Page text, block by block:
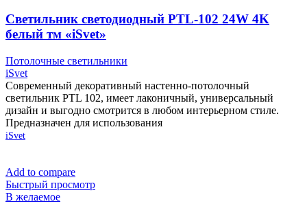
Cветильник светодиодный PTL-102 24W 4K
белый тм «iSvet»
Потолочные светильники
iSvet
Современный декоративный настенно-потолочный
светильник PTL 102, имеет лаконичный, универсальный
дизайн и выгодно смотрится в любом интерьерном стиле.
Предназначен для использования
iSvet
Add to compare
Быстрый просмотр
В желаемое